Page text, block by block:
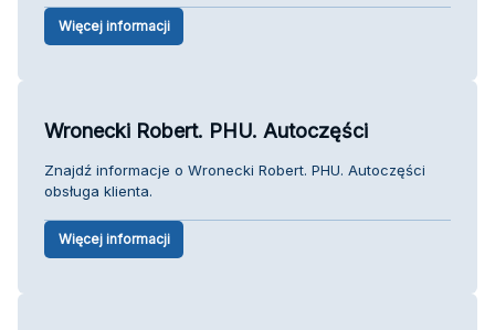
Więcej informacji
Wronecki Robert. PHU. Autoczęści
Znajdź informacje o Wronecki Robert. PHU. Autoczęści
obsługa klienta.
Więcej informacji